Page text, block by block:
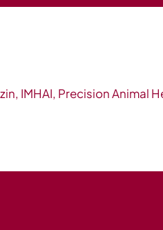
IMHAI, Precision Animal